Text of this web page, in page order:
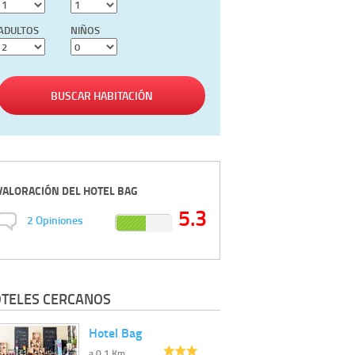
NIÑOS
BUSCAR HABITACIÓN
DELHOTEL BAG
2Opiniones 5.3
CERCANOS
Hotel Bag